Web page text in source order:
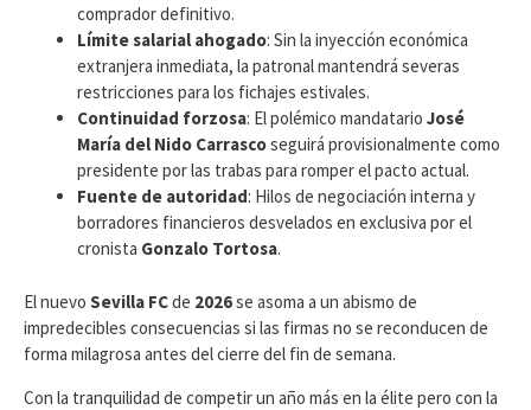
comprador definitivo.
Límite salarial ahogado: Sin la inyección económica
extranjera inmediata, la patronal mantendrá severas
restricciones para los fichajes estivales.
Continuidad forzosa: El polémico mandatario José
María del Nido Carrascoseguirá provisionalmente como
presidente por las trabas para romper el pacto actual.
Fuente de autoridad: Hilos de negociación interna y
borradores financieros desvelados en exclusiva por el
cronista Gonzalo Tortosa.
​El nuevo Sevilla FCde 2026se asoma a un abismo de
impredecibles consecuencias si las firmas no se reconducen de
forma milagrosa antes del cierre del fin de semana.
Con la tranquilidad de competir un año más en la élite pero con la